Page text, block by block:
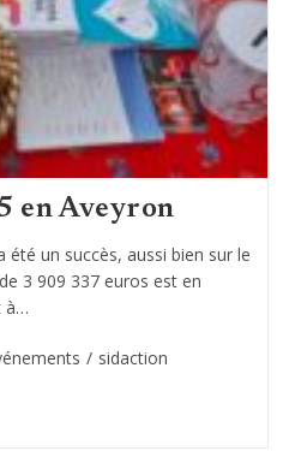
en Aveyron
été un succès, aussi bien sur le
3 909 337 euros est en
à…
/ sidaction